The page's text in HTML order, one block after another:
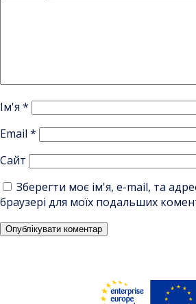
Ім'я *
Email *
Сайт
Зберегти моє ім'я, e-mail, та
браузері для моїх подальших